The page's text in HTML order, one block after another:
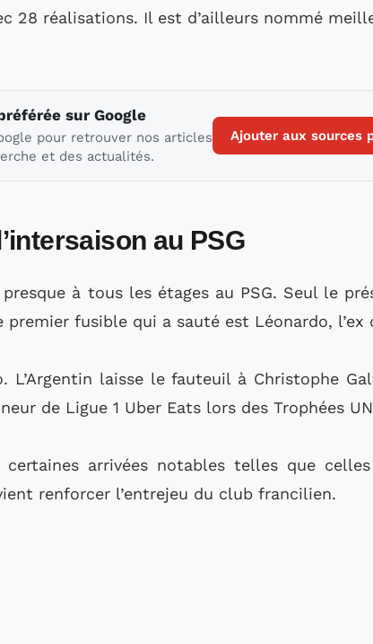
28 réalisations. Il est d’ailleurs nommé
sur Google
pour retrouver nos articles
et des actualités.
Ajouter aux sources
au PSG
à tous les étages au PSG. Seul le
premier fusible qui a sauté est Léonardo,
L’Argentin laisse le fauteuil à Christophe
de Ligue 1 Uber Eats lors des Trophées
arrivées notables telles que
renforcer l’entrejeu du club francilien.